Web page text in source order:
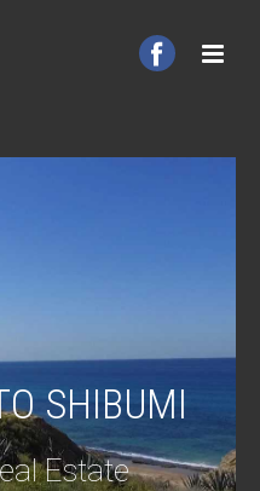
SHIBUMI
Estate